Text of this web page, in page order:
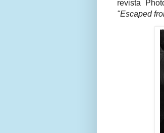
revista
"Escaped